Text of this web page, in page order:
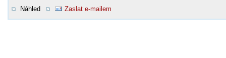
Náhled
Zaslat e-mailem